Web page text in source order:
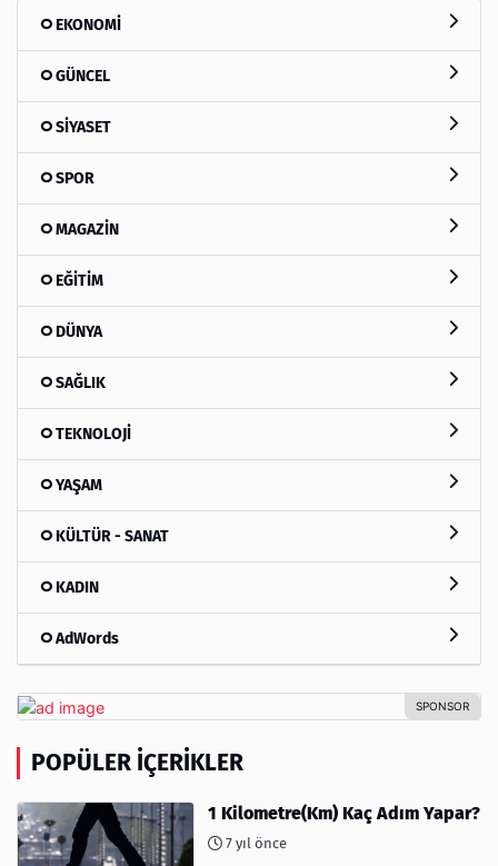
EKONOMİ
GÜNCEL
SİYASET
SPOR
MAGAZİN
EĞİTİM
DÜNYA
SAĞLIK
TEKNOLOJİ
YAŞAM
KÜLTÜR - SANAT
KADIN
AdWords
POPÜLER İÇERIKLER
1 Kilometre(Km) Kaç Adım Yapar?
7 yıl önce